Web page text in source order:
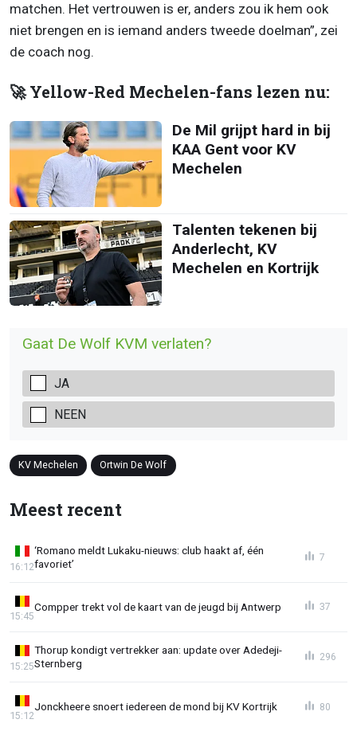
matchen. Het vertrouwen is er, anders zou ik hem ook
niet brengen en is iemand anders tweede doelman”, zei
de coach nog.
🚀 Yellow-Red Mechelen-fans lezen nu:
De Mil grijpt hard in bij
KAA Gent voor KV
Mechelen
Talenten tekenen bij
Anderlecht, KV
Mechelen en Kortrijk
Gaat De Wolf KVM verlaten?
JA
NEEN
KV Mechelen Ortwin De Wolf
Meest recent
‘Romano meldt Lukaku-nieuws: club haakt af, één
favoriet’
16:12
7
Compper trekt vol de kaart van de jeugd bij Antwerp
15:45
37
Thorup kondigt vertrekker aan: update over Adedeji-
Sternberg
15:25
296
Jonckheere snoert iedereen de mond bij KV Kortrijk
15:12
80